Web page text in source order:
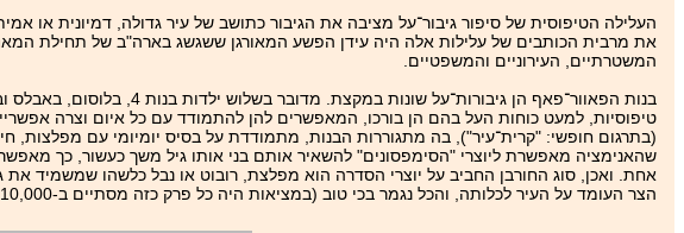
העלילה הטיפוסית של סיפור גיבור־על מציבה את הגיבור כתושב של עיר גדולה, דמיונית
את מרבית הכותבים של עלילות אלה היה עידן הפשע המאורגן ששגשג בארה"ב של תחילת
המשטרתיים, העירוניים והמשפטיים.
טיפוסיות, למעט כוחות העל בהם הן בורכו, המאפשרים להן להתמודד עם כל איום וצרה
(בתרגום חופשי: "קרית־עיר"), בה מתגוררות הבנות, מתמודדת על בסיס יומיומי עם מפלצות,
שהאנימציה מאפשרת ליוצרי "הסימפסונים" להשאיר אותם בני אותו גיל משך כעשור, כך
אחת. ואכן, סוג החורבן החביב על יוצרי הסדרה הוא מפלצת, רובוט או נבל כלשהו שמשמיד את
הצר העומד על העיר לכלותה, והכל נגמר בכי טוב (במציאות היה כל פרק כזה מסתיים ב-‏10,000 הרוגים ובנזקים בשווי כמה טריליוני דולרים).